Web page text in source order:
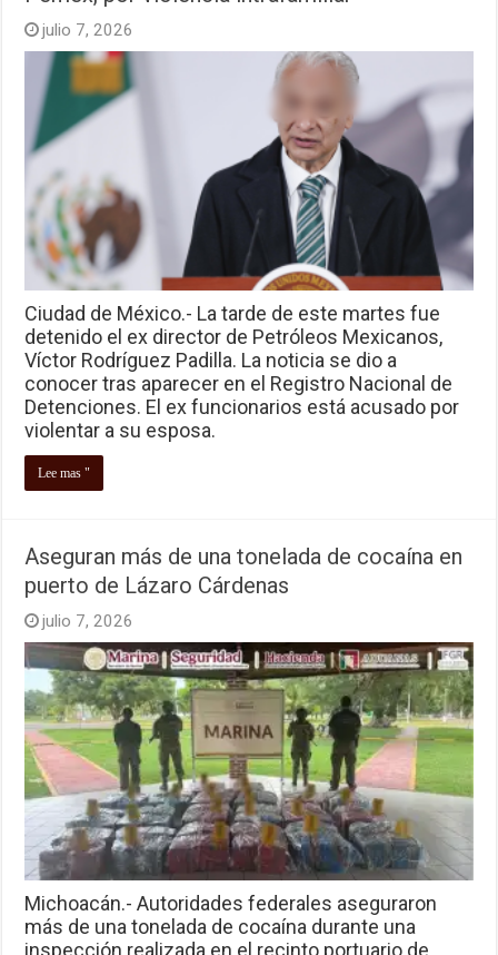
julio 7, 2026
Ciudad de México.- La tarde de este martes fue
detenido el ex director de Petróleos Mexicanos,
Víctor Rodríguez Padilla. La noticia se dio a
conocer tras aparecer en el Registro Nacional de
Detenciones. El ex funcionarios está acusado por
violentar a su esposa.
Lee mas "
Aseguran más de una tonelada de cocaína en
puerto de Lázaro Cárdenas
julio 7, 2026
Michoacán.- Autoridades federales aseguraron
más de una tonelada de cocaína durante una